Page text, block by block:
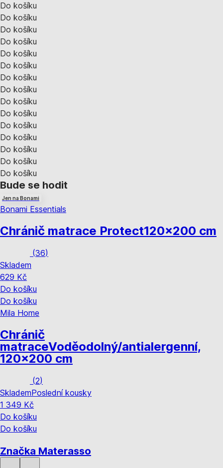
Do košíku
Do košíku
Do košíku
Do košíku
Do košíku
Do košíku
Do košíku
Do košíku
Do košíku
Do košíku
Do košíku
Do košíku
Do košíku
Do košíku
Do košíku
Bude se hodit
Jen na Bonami
Bonami Essentials
Chránič matrace Protect120x200 cm
(36)
Skladem
629 Kč
Do košíku
Do košíku
Mila Home
Chránič
matraceVoděodolný/antialergenní,
120x200 cm
(2)
SklademPoslední kousky
1 349 Kč
Do košíku
Do košíku
Značka Materasso